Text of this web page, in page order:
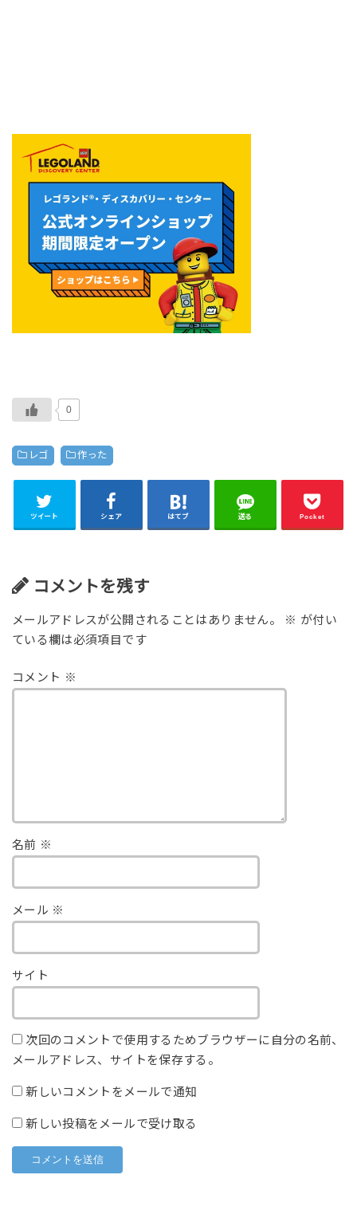
0
レゴ 作った
ツイート シェア はてブ 送る Pocket
コメントを残す
メールアドレスが公開されることはありません。 ※ が付い
ている欄は必須項目です
コメント ※
名前 ※
メール ※
サイト
次回のコメントで使用するためブラウザーに自分の名前、
メールアドレス、サイトを保存する。
新しいコメントをメールで通知
新しい投稿をメールで受け取る